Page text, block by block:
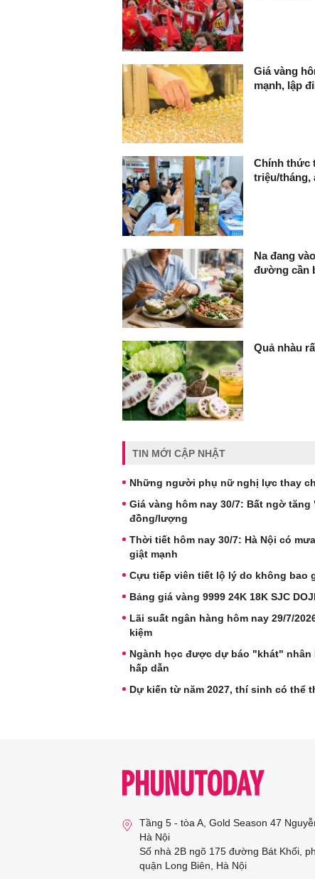
Giá vàng
mạnh, lập
Chính thức
triệu/
Na đang
đường cần
Quả nhàu
TIN MỚI CẬP NHẬT
Những người phụ nữ nghị lực thay
Giá vàng hôm nay 30/7: Bất ngờ
đồng/lượng
Thời tiết hôm nay 30/7: Hà Nội có
giật mạnh
Cựu tiếp viên tiết lộ lý do không bao
Bảng giá vàng 9999 24K 18K SJC
Lãi suất ngân hàng hôm nay 29/7/
kiệm
Ngành học được dự báo "khát"
hấp dẫn
Dự kiến từ năm 2027, thí sinh có thể
Tầng 5 - tòa A, Gold Season 47
Hà Nội
Số nhà 2B ngõ 175 đường Bát Khối,
quận Long Biên, Hà Nội